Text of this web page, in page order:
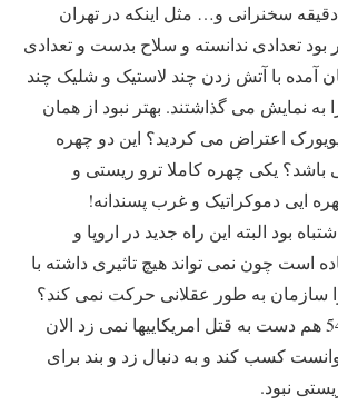
سخنرانی و… مثل اینکه در تهران
تعدادی ندانسته و سلاح بدست و تعدادی
آمده با آتش زدن چند لاستیک و شلیک چند
به نمایش می گذاشتند. بهتر نبود از همان
اعتراض می کردید؟ این دو چهره
یکی چهره کاملا ترو ریستی و
ایی دموکراتیک و غرب پسندانه!
بود البته این راه جدید در اروپا و
است چون نمی تواند هیچ تاثیری داشته با
سازمان به طور عقلانی حرکت نمی کند؟
اگر از ابتدا در سال 54 هم دست به قتل امریکاییها نمی زد الان
کسب کند و به دنبال زد و بند برای
نبود.